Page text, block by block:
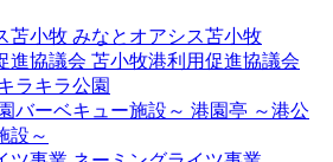
みなとオアシス苫小牧
苫小牧港利用促進協議会
ラキラ公園
港園亭 ～港公
設～